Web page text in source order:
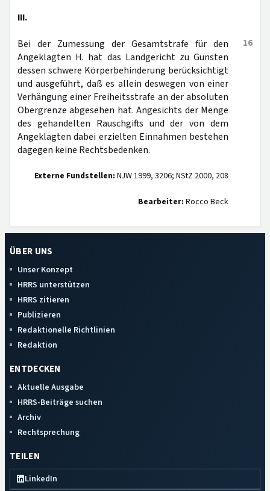
III.
16
Bei der Zumessung der Gesamtstrafe für den
Angeklagten H. hat das Landgericht zu Gunsten
dessen schwere Körperbehinderung berücksichtigt
und ausgeführt, daß es allein deswegen von einer
Verhängung einer Freiheitsstrafe an der absoluten
Obergrenze abgesehen hat. Angesichts der Menge
des gehandelten Rauschgifts und der von dem
Angeklagten dabei erzielten Einnahmen bestehen
dagegen keine Rechtsbedenken.
Externe Fundstellen: NJW 1999, 3206; NStZ 2000, 208
Bearbeiter: Rocco Beck
ÜBER UNS
Unser Konzept
HRRS unterstützen
HRRS zitieren
Publizieren
Redaktionelle Richtlinien
Redaktion
ENTDECKEN
Aktuelle Ausgabe
HRRS-Beiträge suchen
Archiv
Rechtsprechung
TEILEN
LinkedIn